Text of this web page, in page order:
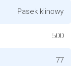
Pasek klinowy
500
77